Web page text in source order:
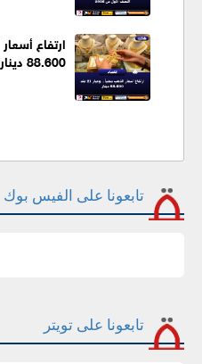
88.600 دينار
تابعونا على الفيس بوك
تابعونا على تويتر